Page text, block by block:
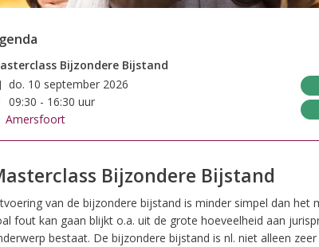
Bijzondere Bijstand
do. 10 september 2026
09:30 - 16:30 uur
Amersfoort
Bijzondere Bijstand
van de bijzondere bijstand is minder simpel dan het
fout kan gaan blijkt o.a. uit de grote hoeveelheid aan
bestaat. De bijzondere bijstand is nl. niet alleen